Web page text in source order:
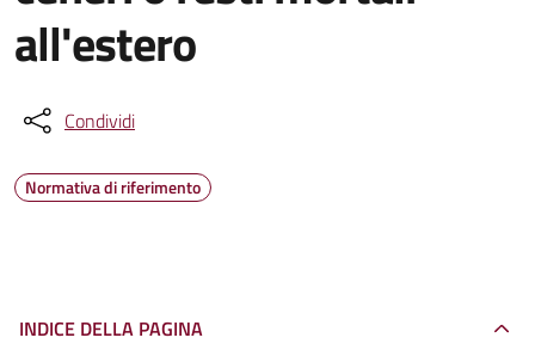
all'estero
Condividi
Normativa di riferimento
INDICE DELLA PAGINA